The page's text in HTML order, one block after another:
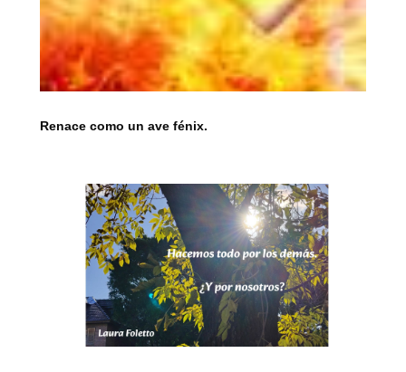
Renace como un ave fénix.